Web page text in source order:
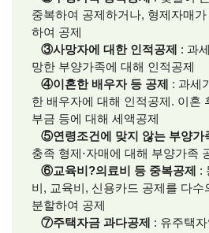
중복하여 공제하거나, 형제자매
하여 공제
③사망자에 대한 인적공제
: 과
망한 부양가족에 대해 인적공제
④이혼한 배우자 등 공제
: 과세
한 배우자에 대해 인적공제. 이혼
부금 등에 대해 세액공제
⑤연령조건에 맞지 않는 부양가
충족 형제⋅자매에 대해 부양가족
⑥교육비?의료비 등 중복공제
:
비, 교육비, 신용카드 공제를 다수
분할하여 공제
⑦주택자금 과다공제
: 유주택